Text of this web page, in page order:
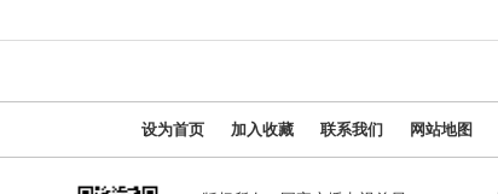
设为首页 加入收藏 联系我们 网站地图